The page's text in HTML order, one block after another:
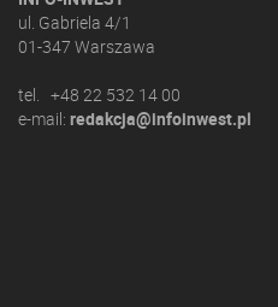
ul. Gabriela 4/1
01-347 Warszawa
tel. +48 22 532 14 00
e-mail: redakcja@infoinwest.pl